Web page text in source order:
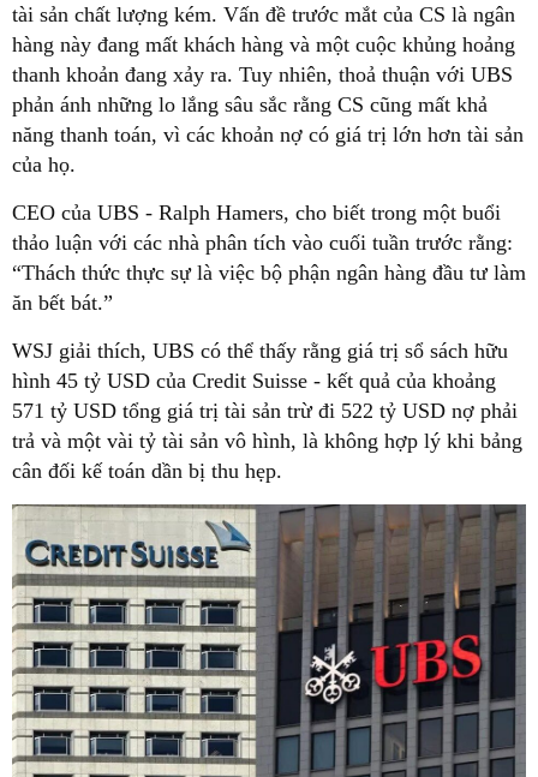
tài sản chất lượng kém. Vấn đề trước mắt của CS là ngân
hàng này đang mất khách hàng và một cuộc khủng hoảng
thanh khoản đang xảy ra. Tuy nhiên, thoả thuận với UBS
phản ánh những lo lắng sâu sắc rằng CS cũng mất khả
năng thanh toán, vì các khoản nợ có giá trị lớn hơn tài sản
của họ.
CEO của UBS - Ralph Hamers, cho biết trong một buổi
thảo luận với các nhà phân tích vào cuối tuần trước rằng:
“Thách thức thực sự là việc bộ phận ngân hàng đầu tư làm
ăn bết bát.”
WSJ giải thích, UBS có thể thấy rằng giá trị sổ sách hữu
hình 45 tỷ USD của Credit Suisse - kết quả của khoảng
571 tỷ USD tổng giá trị tài sản trừ đi 522 tỷ USD nợ phải
trả và một vài tỷ tài sản vô hình, là không hợp lý khi bảng
cân đối kế toán dần bị thu hẹp.